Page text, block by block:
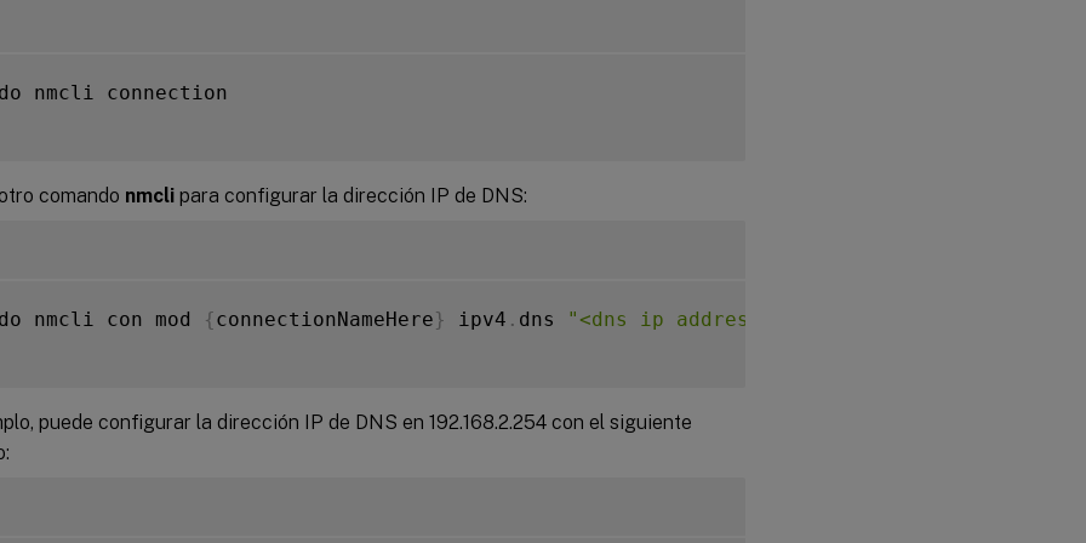
nmcli connection
comando nmcli para configurar la dirección IP de DNS:
nmcli con mod
{connectionNameHere} ipv4 . dns "<dns ip address>"
puede configurar la dirección IP de DNS en 192.168.2.254 con el siguiente